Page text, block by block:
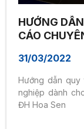
HƯỚNG
CÁO
31/03/2022
Hướng dẫn
nghiệp dành
ĐH Hoa Sen